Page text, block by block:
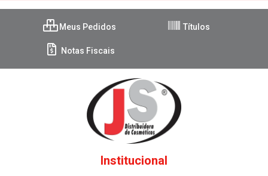
Meus Pedidos Títulos
Notas Fiscais
Institucional